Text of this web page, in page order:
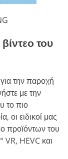
του
την παροχή
με την
το πιο
οι ειδικοί μας
προϊόντων του
HEVC και